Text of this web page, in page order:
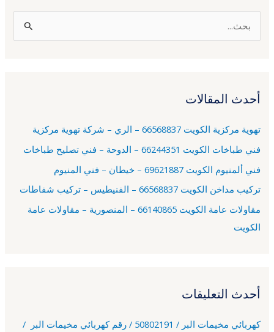
ث
ن
:
أحدث المقالات
تهوية مركزية الكويت 66568837 – الري – شركة تهوية مركزية
فني طباخات الكويت 66244351 – الدوحة – فني تصليح طباخات
فني ألمنيوم الكويت 69621887 – خيطان – فني المنيوم
تركيب مداخن الكويت 66568837 – الفنيطيس – تركيب شفاطات
مقاولات عامة الكويت 66140865 – المنصورية – مقاولات عامة
الكويت
أحدث التعليقات
كهربائي مخيمات البر / 50802191 / رقم كهربائي مخيمات البر /